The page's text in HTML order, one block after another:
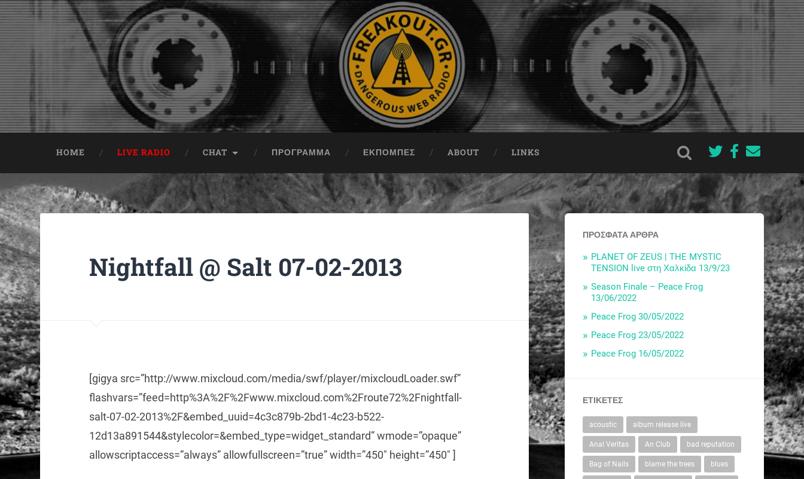
HOME LIVE RADIO CHAT ΠΡΟΓΡΑΜΜΑ ΕΚΠΟΜΠΈΣ ABOUT LINKS
Nightfall @ Salt 07-02-2013
[gigya src=”http://www.mixcloud.com/media/swf/player/mixcloudLoader.swf”
flashvars=”feed=http%3A%2F%2Fwww.mixcloud.com%2Froute72%2Fnightfall-
salt-07-02-2013%2F&embed_uuid=4c3c879b-2bd1-4c23-b522-
12d13a891544&stylecolor=&embed_type=widget_standard” wmode=”opaque”
allowscriptaccess=”always” allowfullscreen=”true” width=”450″ height=”450″ ]
ΠΡΌΣΦΑΤΑ ΆΡΘΡΑ
PLANET OF ZEUS | THE MYSTIC
TENSION live στη Χαλκίδα 13/9/23
Season Finale – Peace Frog
13/06/2022
Peace Frog 30/05/2022
Peace Frog 23/05/2022
Peace Frog 16/05/2022
ΕΤΙΚΈΤΕΣ
acoustic album release live
Anal Veritas An Club bad reputation
Bag of Nails blame the trees blues